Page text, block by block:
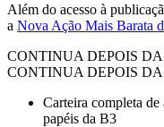
Além do acesso à
a Nova Ação Mais Barata
CONTINUA DEPOIS
CONTINUA DEPOIS
Carteira completa de
papéis da B3